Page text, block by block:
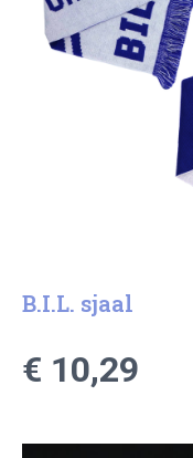
B.I.L. sjaal
€ 10,29